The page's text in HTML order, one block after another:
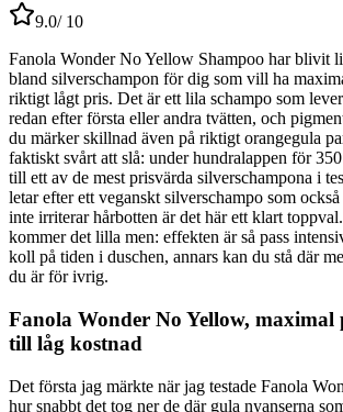
9.0/ 10
Fanola Wonder No Yellow Shampoo har blivit
bland silverschampon för dig som vill ha
riktigt lågt pris. Det är ett lila schampo som
redan efter första eller andra tvätten, och
du märker skillnad även på riktigt orangegula
faktiskt svårt att slå: under hundralappen för
till ett av de mest prisvärda silverschampona i
letar efter ett veganskt silverschampo som
inte irriterar hårbotten är det här ett klart
kommer det lilla men: effekten är så pass
koll på tiden i duschen, annars kan du stå där
du är för ivrig.
Fanola Wonder No Yellow, maximal
till låg kostnad
Det första jag märkte när jag testade Fanola
hur snabbt det tog ner de där gula nyanserna